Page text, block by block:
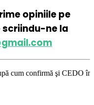
opiniile pe
ne la
în cazul